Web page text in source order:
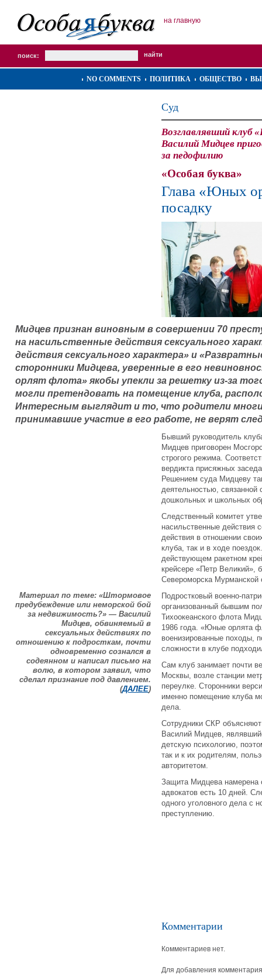
на главную
поиск:
NO COMMENTS ПОЛИТИКА ОБЩЕСТВО
Суд
Возглавлявший
Василий Мидцев
за педофилию
«Особая буква»
Глава «Юных
посадку
Мидцев признан виновным в совершении 70
на насильственные действия сексуального
действия сексуального характера» и
сторонники Мидцева, уверенные в его
орлят флота» якобы упекли за решетку из-за
могли претендовать на помещение клуба,
Интересным выглядит и то, что родители
принимавшие участие в его работе, не верят
Бывший руководитель
Мидцев приговорен
строгого режима.
вердикта присяжных
Решением суда Мидцеву
деятельностью, связанной
дошкольных и школьных
Следственный комитет
насильственные действия
действия в отношении
клуба, так и в ходе
действующем ракетном
крейсере «Петр Великий»,
Североморска Мурманской
Материал по теме: «Штормовое
предубеждение или неморской бой
за недвижимость?» — Василий
Мидцев, обвиняемый в
сексуальных действиях по
отношению к подросткам, почти
одновременно сознался в
содеянном и написал письмо на
волю, в котором заявил, что
сделал признание под давлением.
(ДАЛЕЕ)
Подростковый военно-
организованный бывшим
Тихоокеанского флота
1986 года. «Юные орлята
военизированные походы,
сложности в клубе
Сам клуб занимает почти
Москвы, возле станции
переулке. Сторонники
именно помещение клуба
дела.
Сотрудники СКР
Василий Мидцев,
детскую психологию,
так и к их родителям,
авторитетом.
Защита Мидцева намерена
адвокатов есть 10 дней.
одного уголовного дела с
преступлению.
Комментарии
Комментариев нет.
Для добавления